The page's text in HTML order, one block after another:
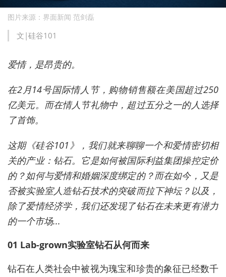
图片来源：界面新闻 范剑磊
文|硅谷101
爱情，是昂贵的。
在2月14号国际情人节，购物销售额在美国超过250
亿美元。而在情人节礼物中，超过五分之一的人选择
了首饰。
这期《硅谷101》，我们就来聊聊一个和爱情密切相
关的产业：钻石。它是如何被国际利益集团操控定价
的？如何与爱情和婚姻深度绑定的？而在如今，又是
否被实验室人造钻石技术的突破而拉下神坛？以及，
除了爱情经济学，我们还发现了钻石在未来更有潜力
的一个市场...
01 Lab-grown实验室钻石从何而来
钻石在人类社会中被视为瑰宝和珍贵的象征已经数千